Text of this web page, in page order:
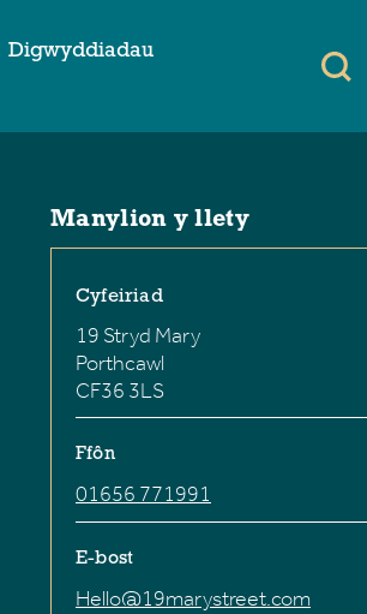
Digwyddiadau
Manylion y llety
Cyfeiriad
19 Stryd Mary
Porthcawl
CF36 3LS
Ffôn
01656 771991
E-bost
Hello@19marystreet.com